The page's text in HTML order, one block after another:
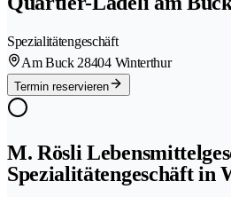
Spezialitätengeschäft
Am Buck 28404 Winterthur
Termin reservieren
M. Rösli
Spezialitätengeschäft in